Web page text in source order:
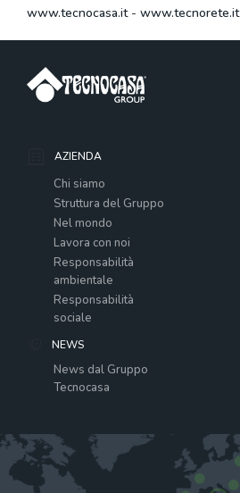
www.tecnocasa.it- www.tecnorete.it
AZIENDA
Chi siamo
Struttura del Gruppo
Nel mondo
Lavora con noi
Responsabilità
ambientale
Responsabilità
sociale
NEWS
News dal Gruppo
Tecnocasa